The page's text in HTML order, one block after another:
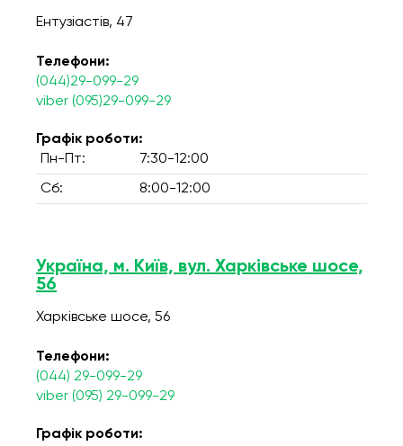
Ентузіастів, 47
Телефони:
(044)29-099-29
viber (095)29-099-29
Графік роботи:
Пн-Пт:
7:30-12:00
Сб: 8:00-12:00
Україна, м. Київ, вул. Харківське шосе,
56
Харківське шосе, 56
Телефони:
(044) 29-099-29
viber (095) 29-099-29
Графік роботи: